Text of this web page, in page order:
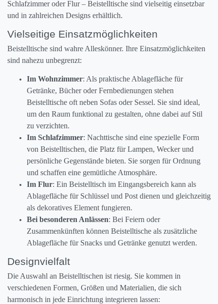
Schlafzimmer oder Flur – Beistelltische sind vielseitig einsetzbar
und in zahlreichen Designs erhältlich.
Vielseitige Einsatzmöglichkeiten
Beistelltische sind wahre Alleskönner. Ihre Einsatzmöglichkeiten
sind nahezu unbegrenzt:
Im Wohnzimmer: Als praktische Ablagefläche für
Getränke, Bücher oder Fernbedienungen stehen
Beistelltische oft neben Sofas oder Sessel. Sie sind ideal,
um den Raum funktional zu gestalten, ohne dabei auf Stil
zu verzichten.
Im Schlafzimmer: Nachttische sind eine spezielle Form
von Beistelltischen, die Platz für Lampen, Wecker und
persönliche Gegenstände bieten. Sie sorgen für Ordnung
und schaffen eine gemütliche Atmosphäre.
Im Flur: Ein Beistelltisch im Eingangsbereich kann als
Ablagefläche für Schlüssel und Post dienen und gleichzeitig
als dekoratives Element fungieren.
Bei besonderen Anlässen: Bei Feiern oder
Zusammenkünften können Beistelltische als zusätzliche
Ablagefläche für Snacks und Getränke genutzt werden.
Designvielfalt
Die Auswahl an Beistelltischen ist riesig. Sie kommen in
verschiedenen Formen, Größen und Materialien, die sich
harmonisch in jede Einrichtung integrieren lassen: